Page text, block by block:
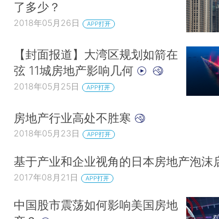
了多少？
2018年05月26日 APP打开
【封面报道】大湾区规划如箭在
弦 11城房地产影响几何
2018年05月25日 APP打开
房地产行业高处不胜寒
2018年05月23日 APP打开
基于产业和企业视角的日本房地产泡沫
2017年08月21日 APP打开
中国股市震荡如何影响美国房地